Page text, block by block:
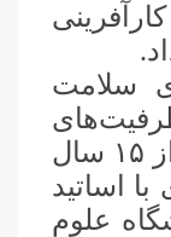
.
سلامت
طب سنتی، پس از بیش از ۱۵ سال
اساتید
علوم